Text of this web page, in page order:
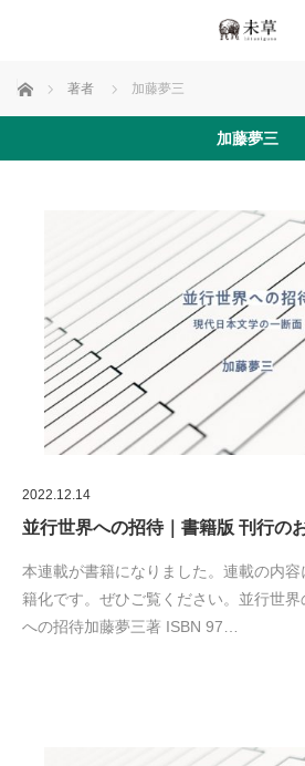
ホーム 著者 加藤夢三
加藤夢三
2022.12.14
並行世界への招待｜書籍版 刊行の
本連載が書籍になりました。連載の内
籍化です。ぜひご覧ください。並行世
への招待加藤夢三著 ISBN 97…